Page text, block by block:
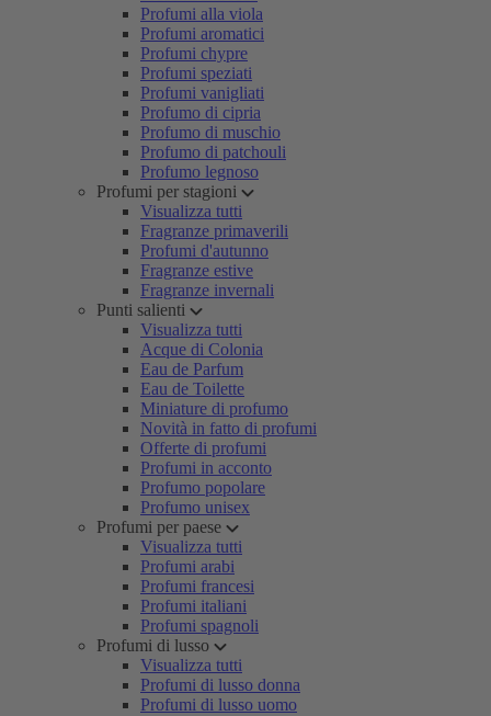
Profumi alla viola
Profumi aromatici
Profumi chypre
Profumi speziati
Profumi vanigliati
Profumo di cipria
Profumo di muschio
Profumo di patchouli
Profumo legnoso
Profumi per stagioni
Visualizza tutti
Fragranze primaverili
Profumi d'autunno
Fragranze estive
Fragranze invernali
Punti salienti
Visualizza tutti
Acque di Colonia
Eau de Parfum
Eau de Toilette
Miniature di profumo
Novità in fatto di profumi
Offerte di profumi
Profumi in acconto
Profumo popolare
Profumo unisex
Profumi per paese
Visualizza tutti
Profumi arabi
Profumi francesi
Profumi italiani
Profumi spagnoli
Profumi di lusso
Visualizza tutti
Profumi di lusso donna
Profumi di lusso uomo